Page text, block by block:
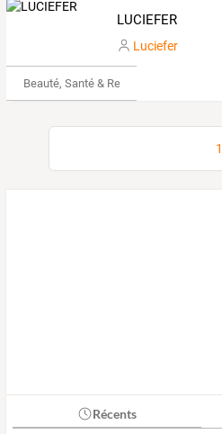
LUCIEFER
Luciefer
Beauté, Santé & Remise en forme
1
Récents